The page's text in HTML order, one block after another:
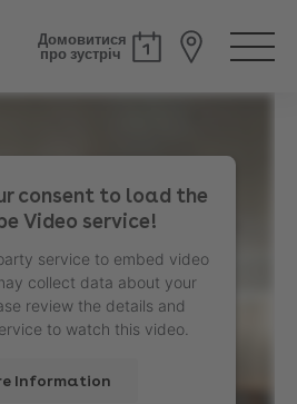
Домовитися
про зустріч
consent to load the
Video service!
service to embed video
collect data about your
review the details and
to watch this video.
Information